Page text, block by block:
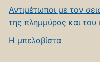
Αντιμέτωποι με τον
της πλημμύρας και
Η μπελαβίστα